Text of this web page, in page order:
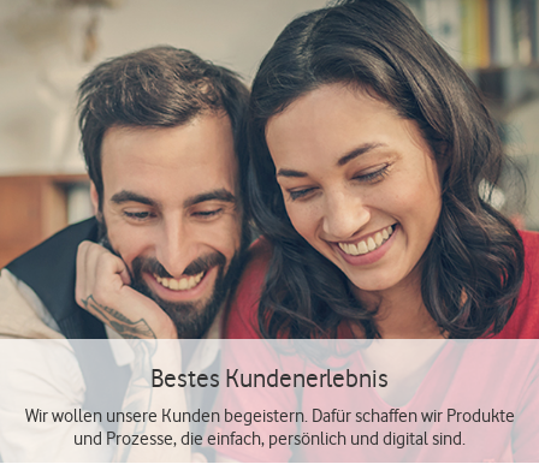
Bestes Kundenerlebnis
Wir wollen unsere Kunden begeistern. Dafür schaffen wir Produkte
und Prozesse, die einfach, persönlich und digital sind.